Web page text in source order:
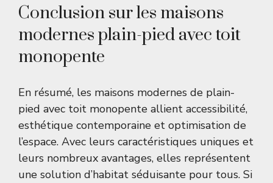
Conclusion sur les maisons
modernes plain-pied avec toit
monopente
En résumé, les maisons modernes de plain-
pied avec toit monopente allient accessibilité,
esthétique contemporaine et optimisation de
l’espace. Avec leurs caractéristiques uniques et
leurs nombreux avantages, elles représentent
une solution d’habitat séduisante pour tous. Si